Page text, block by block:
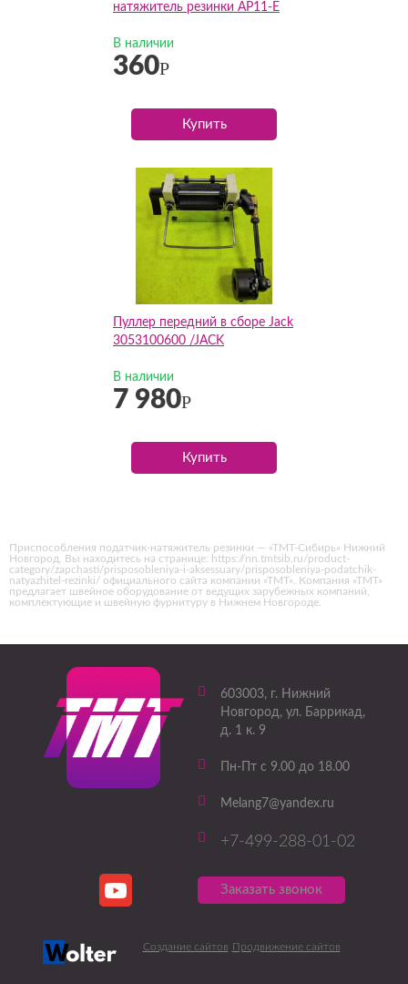
натяжитель резинки АР11-Е
В наличии
360Р
Купить
Пуллер передний в сборе Jack
3053100600 /JACK
В наличии
7 980Р
Купить
Приспособления податчик-натяжитель резинки — «ТМТ-Сибирь» Нижний
Новгород. Вы находитесь на странице: https://nn.tmtsib.ru/product-
category/zapchasti/prisposobleniya-i-aksessuary/prisposobleniya-podatchik-
natyazhitel-rezinki/ официального сайта компании «ТМТ». Компания «ТМТ»
предлагает швейное оборудование от ведущих зарубежных компаний,
комплектующие и швейную фурнитуру в Нижнем Новгороде.
603003, г. Нижний
Новгород, ул. Баррикад,
д. 1 к. 9
Пн-Пт с 9.00 до 18.00
Melang7@yandex.ru
+7-499-288-01-02
Заказать звонок
Создание сайтов Продвижение сайтов